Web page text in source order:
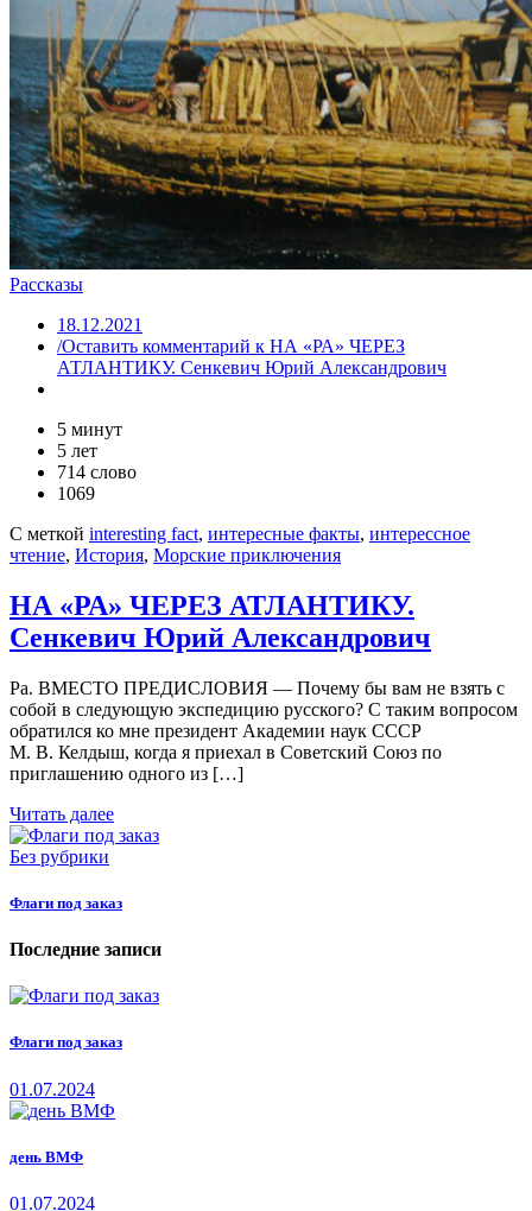
Рассказы
18.12.2021
/Оставить комментарий к НА «РА» ЧЕРЕЗ
АТЛАНТИКУ. Сенкевич Юрий Александрович
5 минут
5 лет
714 слово
1069
С меткой interesting fact, интересные факты, интерессное
чтение, История, Морские приключения
НА «РА» ЧЕРЕЗ АТЛАНТИКУ.
Сенкевич Юрий Александрович
Ра. ВМЕСТО ПРЕДИСЛОВИЯ — Почему бы вам не взять с
собой в следующую экспедицию русского? С таким вопросом
обратился ко мне президент Академии наук СССР
М. В. Келдыш, когда я приехал в Советский Союз по
приглашению одного из […]
Читать далее
Без рубрики
Флаги под заказ
Последние записи
Флаги под заказ
01.07.2024
день ВМФ
01.07.2024